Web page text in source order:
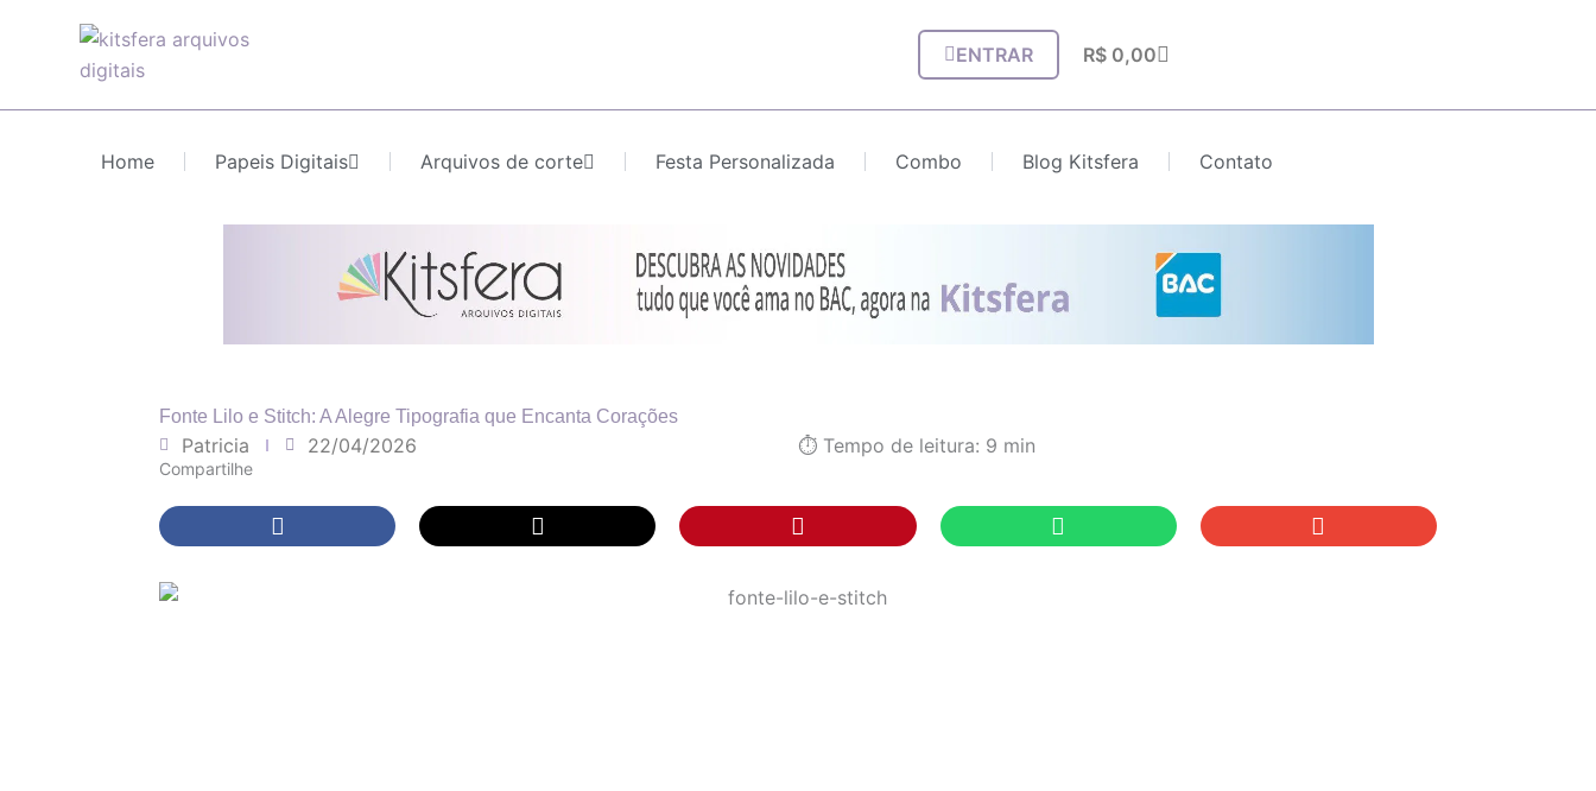
conteúdo
ENTRAR R$0,00Carrinho
Home Papeis Digitais Arquivos de corte Festa Personalizada Combo Blog Kitsfera Contato
Fonte Lilo e Stitch: A Alegre Tipografia que Encanta Corações
Patricia 22/04/2026 ⏱️ Tempo de leitura: 9 min
Compartilhe